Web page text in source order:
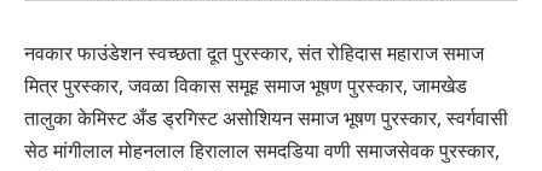
नवकार फाउंडेशन स्वच्छता दूत पुरस्कार, संत रोहिदास महाराज समाज
मित्र पुरस्कार, जवळा विकास समूह समाज भूषण पुरस्कार, जामखेड
तालुका केमिस्ट अँड ड्रगिस्ट असोशियन समाज भूषण पुरस्कार, स्वर्गवासी
सेठ मांगीलाल मोहनलाल हिरालाल समदडिया वणी समाजसेवक पुरस्कार,